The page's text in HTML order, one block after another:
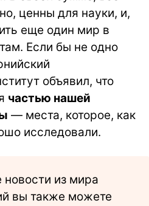
ценны для науки, и,
еще один мир в
Если бы не одно
объявил, что
частью нашей
— места, которое, как
исследовали.
из мира
вы также можете